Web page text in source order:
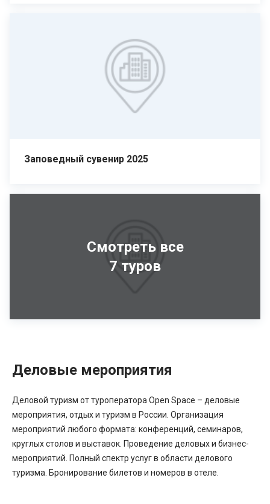
Заповедный сувенир 2025
Смотреть все
7 туров
Деловые мероприятия
Деловой туризм от туроператора Open Space – деловые
мероприятия, отдых и туризм в России. Организация
мероприятий любого формата: конференций, семинаров,
круглых столов и выставок. Проведение деловых и бизнес-
мероприятий. Полный спектр услуг в области делового
туризма. Бронирование билетов и номеров в отеле.